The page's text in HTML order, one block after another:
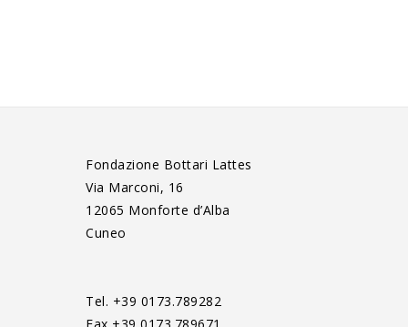
Fondazione Bottari Lattes
Via Marconi, 16
12065 Monforte d’Alba
Cuneo
Tel. +39 0173.789282
Fax +39 0173.789671